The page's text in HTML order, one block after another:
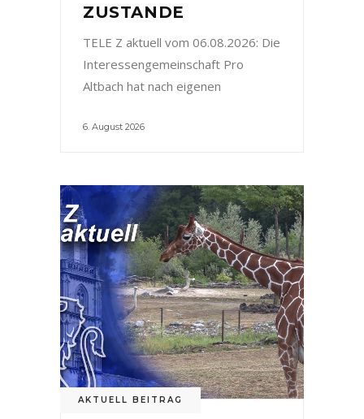
ZUSTANDE
TELE Z aktuell vom 06.08.2026: Die
Interessengemeinschaft Pro
Altbach hat nach eigenen
6. August 2026
AKTUELL BEITRAG